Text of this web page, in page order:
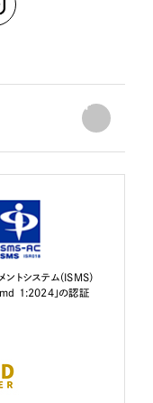
トシステム（ISMS）
1:2024」の認証